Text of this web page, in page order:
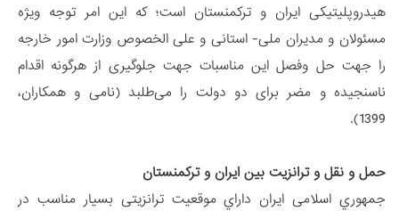
هیدروپلیتیکی ایران و ترکمنستان است؛ که این امر توجه ویژه
مسئولان و مدیران ملی- استانی و علی الخصوص وزارت امور خارجه
را جهت حل وفصل این مناسبات جهت جلوگیری از هرگونه اقدام
ناسنجیده و مضر برای دو دولت را می‌طلبد (نامی و همکاران،
1399).
حمل و نقل و ترانزیت بین ایران و ترکمنستان
جمهوري اسلامی ایران داراي موقعیت ترانزیتی بسیار مناسب در